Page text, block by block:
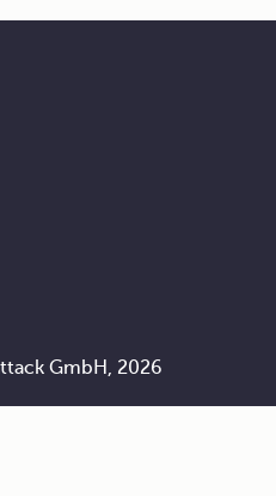
GmbH, 2026